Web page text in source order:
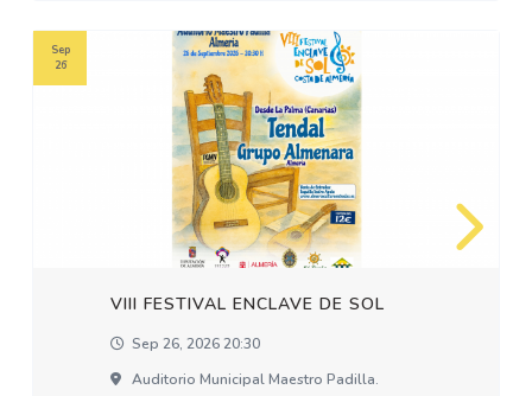
VIII FESTIVAL ENCLAVE DE SOL
Sep 26, 2026 20:30
Auditorio Municipal Maestro Padilla.
Sep
26